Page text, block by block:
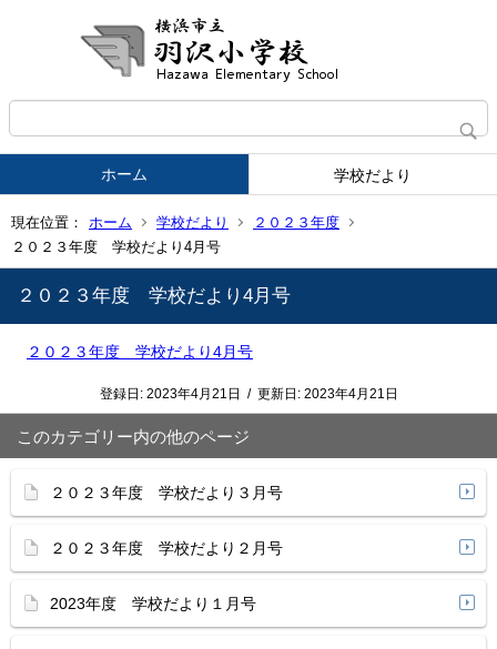
ホーム 学校だより
現在位置： ホーム 学校だより
２０２３年度
２０２３年度 学校だより4月号
２０２３年度 学校だより4月号
２０２３年度 学校だより4月号
登録日: 2023年4月21日 / 更新日: 2023年4月21日
このカテゴリー内の他のページ
２０２３年度 学校だより３月号
２０２３年度 学校だより２月号
2023年度 学校だより１月号